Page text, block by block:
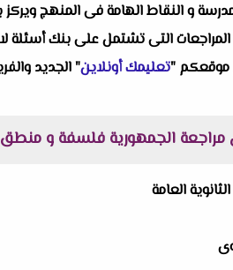
و النقاط الهامة فى المنهج
التى تشتمل على بنك أسئلة لا
موقعكم "تعليمك أونلاين" الجديد
الجمهورية فلسفة و منطق +
الثانوية العامة